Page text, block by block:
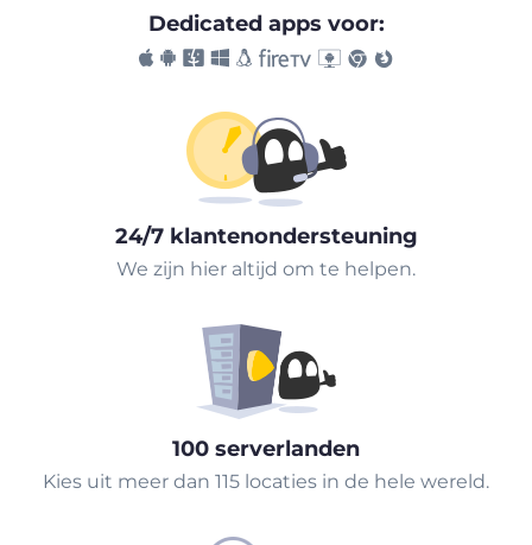
Dedicated apps voor:
24/7 klantenondersteuning
We zijn hier altijd om te helpen.
100 serverlanden
Kies uit meer dan 115 locaties in de hele wereld.